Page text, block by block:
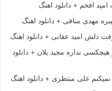
افخم + دانلود اهنگ
مهدی منافی + دانلود اهنگ
دلش امید عقابی + دانلود اهنگ
هیچکسی نداره مجید یلان + دانلود
علی منتظری + دانلود اهنگ